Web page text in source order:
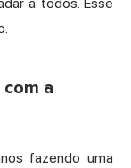
a
fazendo uma